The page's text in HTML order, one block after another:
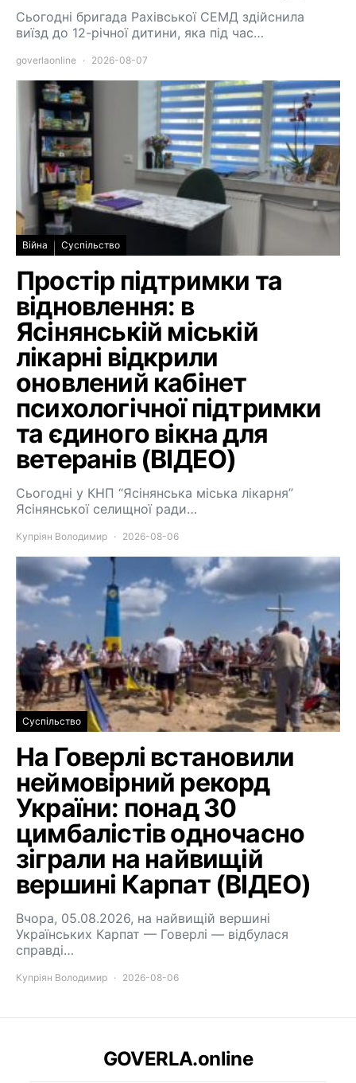
Сьогодні бригада Рахівської СЕМД здійснила
виїзд до 12-річної дитини, яка під час…
goverlaonline 2026-08-07
Війна Суспільство
Простір підтримки та
відновлення: в
Ясінянській міській
лікарні відкрили
оновлений кабінет
психологічної підтримки
та єдиного вікна для
ветеранів (ВІДЕО)
Сьогодні у КНП “Ясінянська міська лікарня”
Ясінянської селищної ради…
Купріян Володимир 2026-08-06
Суспільство
На Говерлі встановили
неймовірний рекорд
України: понад 30
цимбалістів одночасно
зіграли на найвищій
вершині Карпат (ВІДЕО)
Вчора, 05.08.2026, на найвищій вершині
Українських Карпат — Говерлі — відбулася
справді…
Купріян Володимир 2026-08-06
GOVERLA.online